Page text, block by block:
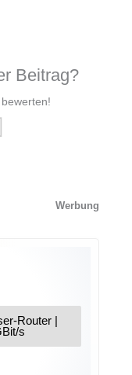
Beitrag?
Werbung